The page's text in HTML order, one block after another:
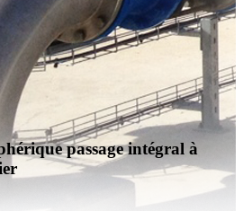
passage intégral à